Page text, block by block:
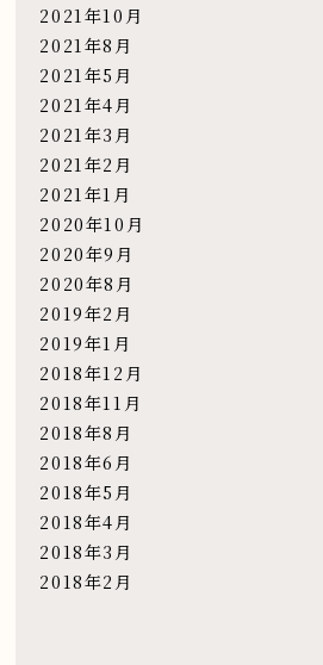
2021年10月
2021年8月
2021年5月
2021年4月
2021年3月
2021年2月
2021年1月
2020年10月
2020年9月
2020年8月
2019年2月
2019年1月
2018年12月
2018年11月
2018年8月
2018年6月
2018年5月
2018年4月
2018年3月
2018年2月